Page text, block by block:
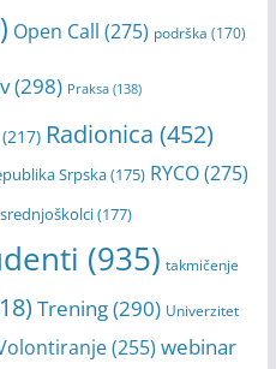
Open Call (275) podrška (170)
(298) Praksa(138)
(217) Radionica (452)
Srpska(175) RYCO(275)
srednjoškolci(177)
(935) takmičenje
Trening(290) Univerzitet
(255) webinar